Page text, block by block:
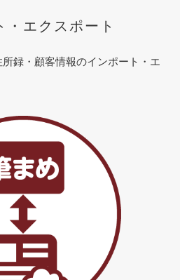
・エクスポート
録・顧客情報のインポート・エ